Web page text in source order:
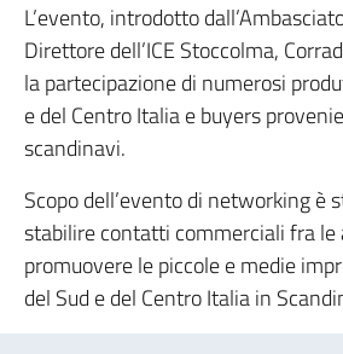
L’evento, introdotto
Direttore dell’ICE Stoccolma,
la partecipazione di numerosi
e del Centro Italia e buyers
scandinavi.
Scopo dell’evento di networking è
stabilire contatti commerciali fra le
promuovere le piccole e medie
del Sud e del Centro Italia in